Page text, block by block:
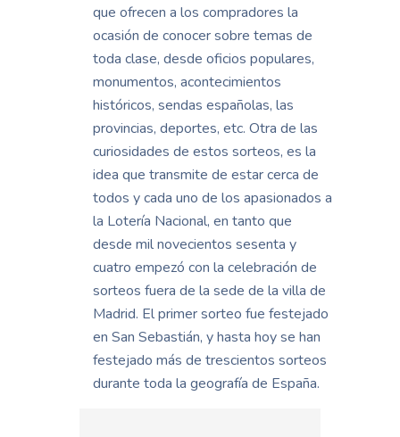
que ofrecen a los compradores la
ocasión de conocer sobre temas de
toda clase, desde oficios populares,
monumentos, acontecimientos
históricos, sendas españolas, las
provincias, deportes, etc. Otra de las
curiosidades de estos sorteos, es la
idea que transmite de estar cerca de
todos y cada uno de los apasionados a
la Lotería Nacional, en tanto que
desde mil novecientos sesenta y
cuatro empezó con la celebración de
sorteos fuera de la sede de la villa de
Madrid. El primer sorteo fue festejado
en San Sebastián, y hasta hoy se han
festejado más de trescientos sorteos
durante toda la geografía de España.